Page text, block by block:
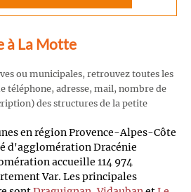
à La Motte
ou municipales, retrouvez toutes les
téléphone, adresse, mail, nombre de
des structures de la petite
en région Provence-Alpes-Côte
d'agglomération Dracénie
accueille 114 974
Var. Les principales